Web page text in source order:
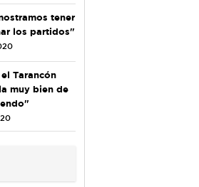
tener
los partidos"
Tarancón
muy bien de